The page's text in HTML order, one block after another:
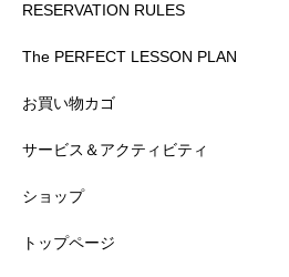
RESERVATION RULES
The PERFECT LESSON PLAN
お買い物カゴ
サービス＆アクティビティ
ショップ
トップページ